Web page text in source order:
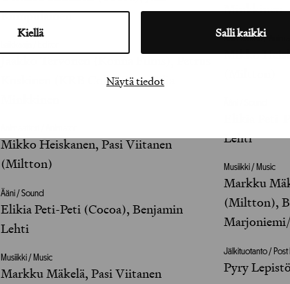
Kiellä Salli kaikki
Näytä tiedot
Kumpulainen
Koskinen (KRB Collective), Silja
Mikko Heiskanen, Pasi Viitanen
(Miltton)
Ääni / Sound
Elikia Peti-Peti (Cocoa), Benjamin
Lehti
Musiikki / Music
Markku Mäkelä, Pasi Viitanen
Minkkinen
Animaattori /
Mikko
Lehti
Musiikki / Music
Markku
(Miltton),
Jälkituotanto /
Pyry